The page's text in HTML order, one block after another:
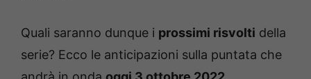
Quali saranno dunque i prossimi risvolti della
serie? Ecco le anticipazioni sulla puntata che